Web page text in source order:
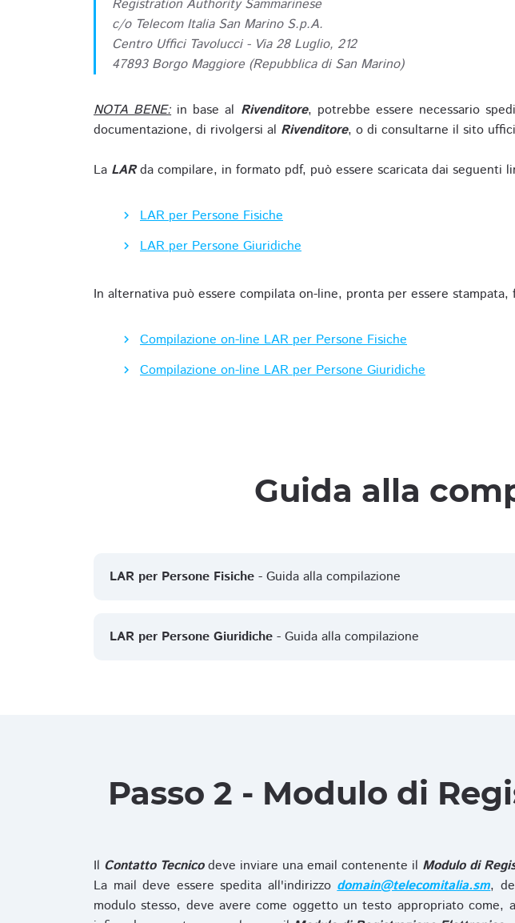
Registration Authority Sammarinese
c/o Telecom Italia San Marino S.p.A.
Centro Uffici Tavolucci - Via 28 Luglio, 212
47893 Borgo Maggiore (Repubblica di San Marino)
NOTA BENE: in base al Rivenditore, potrebbe essere necessario
documentazione, di rivolgersi al Rivenditore, o di consultarne il sito
La LARda compilare, in formato pdf, può essere scaricata dai seguenti
LAR per Persone Fisiche
LAR per Persone Giuridiche
In alternativa può essere compilata on-line, pronta per essere
Compilazione on-line LAR per Persone Fisiche
Compilazione on-line LAR per Persone Giuridiche
Guida alla
LAR per Persone Fisiche - Guida alla compilazione
LAR per Persone Giuridiche - Guida alla compilazione
Passo 2 - Modulo di
Il Contatto Tecnicodeve inviare una email contenente il Modulo di
La mail deve essere spedita all'indirizzodomain@telecomitalia.sm,
modulo stesso, deve avere come oggetto un testo appropriato come,